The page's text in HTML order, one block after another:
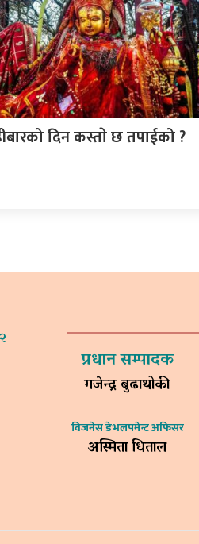
दिन कस्ताे छ तपाईको ?
प्रधान सम्पादक
गजेन्द्र बुढाथोकी
विजनेस डेभलपमेन्ट अफिसर
अस्मिता धिताल